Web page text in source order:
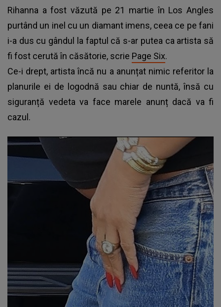
Rihanna a fost văzută pe 21 martie în Los Angles
purtând un inel cu un diamant imens, ceea ce pe fani
i-a dus cu gândul la faptul că s-ar putea ca artista să
fi fost cerută în căsătorie, scrie Page Six.
Ce-i drept, artista încă nu a anunțat nimic referitor la
planurile ei de logodnă sau chiar de nuntă, însă cu
siguranță vedeta va face marele anunț dacă va fi
cazul.